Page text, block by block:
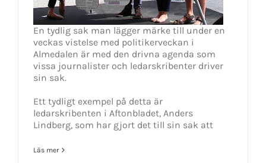
En tydlig sak man lägger märke till under en
veckas vistelse med politikerveckan i
Almedalen är med den drivna agenda som
vissa journalister och ledarskribenter driver
sin sak.
Ett tydligt exempel på detta är
ledarskribenten i Aftonbladet, Anders
Lindberg, som har gjort det till sin sak att
Läs mer